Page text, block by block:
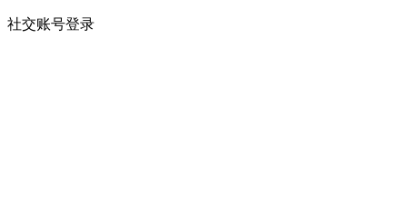
社交账号登录